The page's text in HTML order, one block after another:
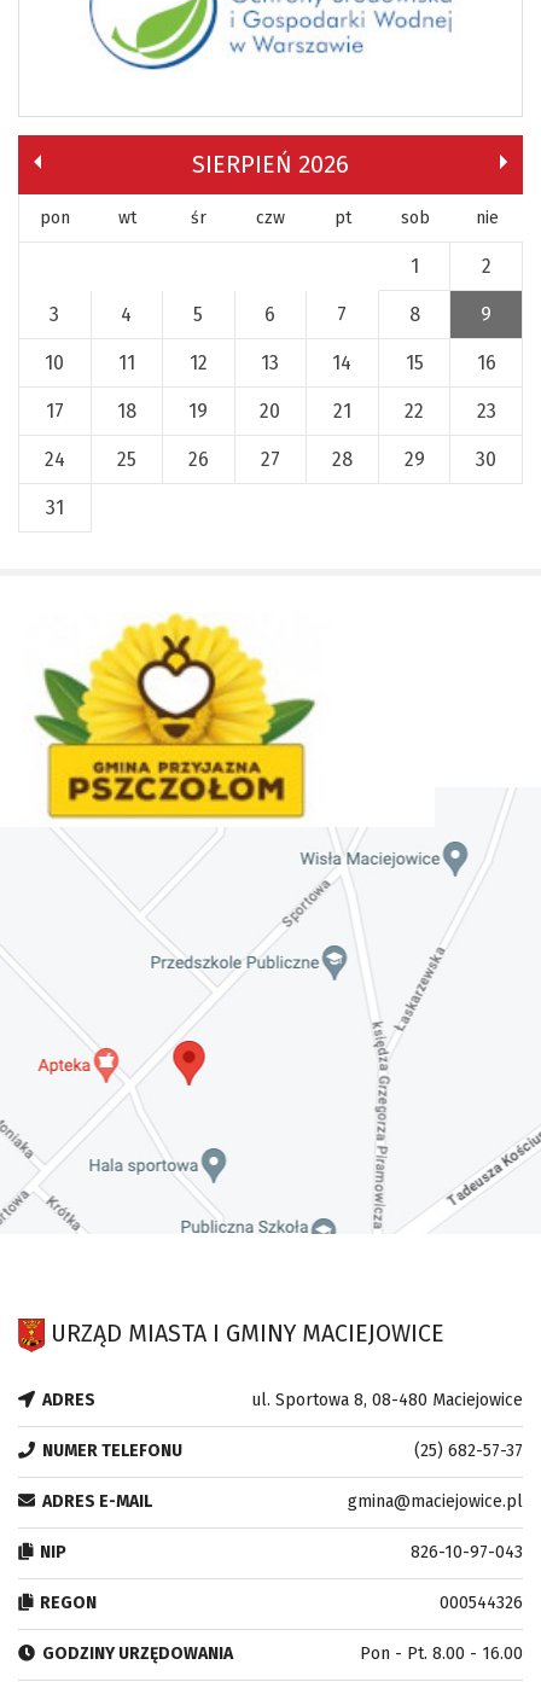
SIERPIEŃ 2026
pon wt śr czw pt sob nie
1 2
3 4 5 6 7 8 9
10 11 12 13 14 15 16
17 18 19 20 21 22 23
24 25 26 27 28 29 30
31
225 rocznica Insurekcji
Kościuszkowskiej i Bitwy pod
Maciejowicami oraz XXXV Rajd
Kościuszkowski
Zaproszenie na spotkanie informacyjne 28.09.2021
Invalid date
ZAPROSZENIE NA XXIX Konkurs Kapel
i Śpiewaków Ludowych Regionów
Nadwiślańskich
URZĄD MIASTA I GMINY MACIEJOWICE
ADRES ul. Sportowa 8, 08-480 Maciejowice
NUMER TELEFONU (25) 682-57-37
ADRES E-MAIL gmina@maciejowice.pl
NIP 826-10-97-043
REGON 000544326
GODZINY URZĘDOWANIA Pon - Pt. 8.00 - 16.00